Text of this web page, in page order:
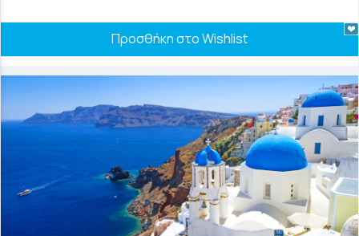
Προσθήκη στο Wishlist